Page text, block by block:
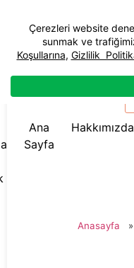
Ana
Sayfa
Hakkımızda
Anasayfa »